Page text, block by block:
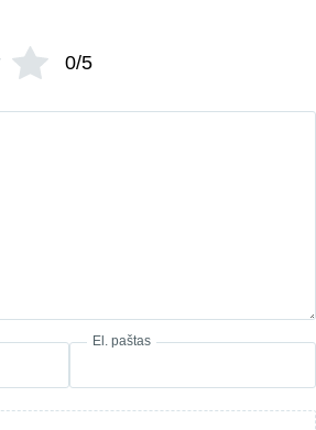
0/5
El. paštas